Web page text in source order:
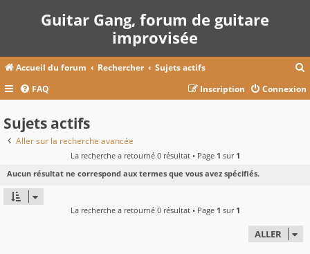
Guitar Gang, forum de guitare
improvisée
Accueil du forum Rechercher Sujets actifs
c
FAQ Connexion
Inscription
Sujets actifs
Aller sur la recherche avancée
La recherche a retourné 0 résultat • Page 1 sur 1
Aucun résultat ne correspond aux termes que vous avez spécifiés.
La recherche a retourné 0 résultat • Page 1 sur 1
ALLER